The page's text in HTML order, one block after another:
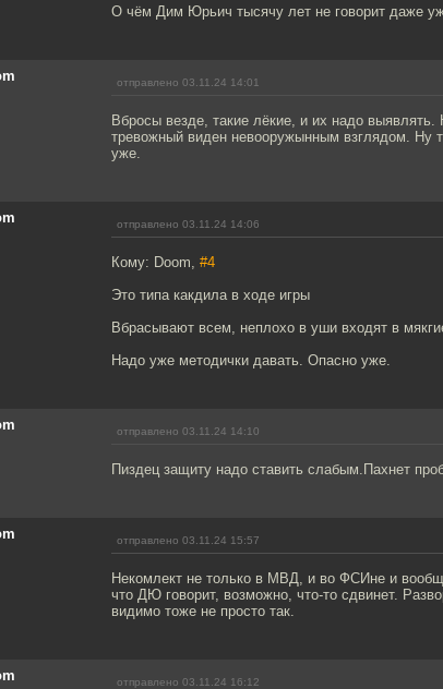
О чём Дим Юрьич тысячу лет не говорит даже
отправлено 03.11.24 14:01
Вбросы везде, такие лёкие, и их надо
тревожный виден невооружынным взглядом. Ну
уже.
отправлено 03.11.24 14:06
Кому: Doom, #4
Это типа какдила в ходе игры
Вбрасывают всем, неплохо в уши входят в
Надо уже методички давать. Опасно уже.
отправлено 03.11.24 14:10
Пиздец защиту надо ставить слабым.Пахнет
отправлено 03.11.24 15:57
Некомлект не только в МВД, и во ФСИне и
что ДЮ говорит, возможно, что-то сдвинет.
видимо тоже не просто так.
отправлено 03.11.24 16:12